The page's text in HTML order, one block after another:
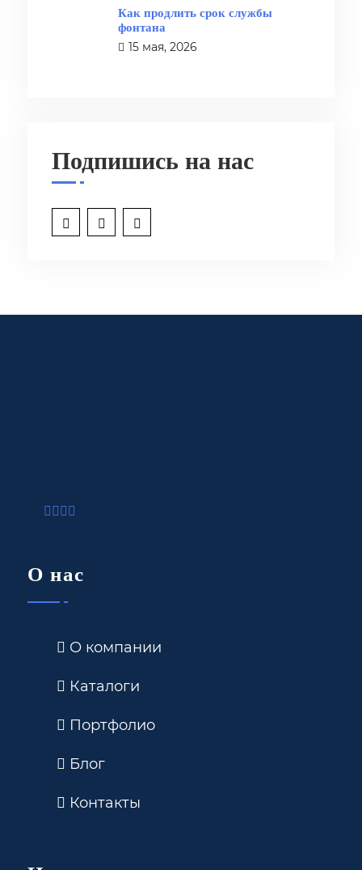
Как продлить срок службы
фонтана
15 мая, 2026
Подпишись на нас
О нас
О компании
Каталоги
Портфолио
Блог
Контакты